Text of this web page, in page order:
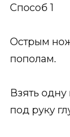
Способ 1
Острым
пополам.
Взять одну
под руку